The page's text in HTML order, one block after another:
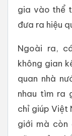
gia vào thể
đưa ra hiệu
Ngoài ra,
không gian
quan nhà
nhau tìm ra
chỉ giúp Việt
giới mà còn